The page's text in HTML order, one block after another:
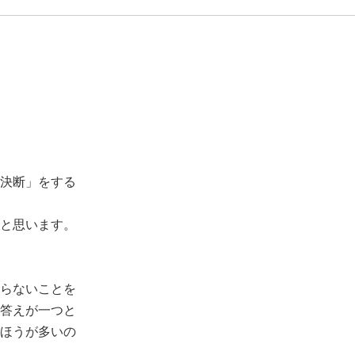
断」をする
思います。
ないことを
えが一つと
うが多いの